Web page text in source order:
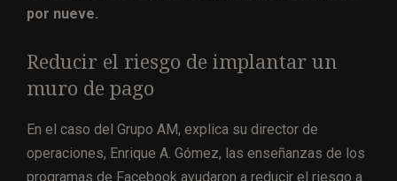
por nueve.
Reducir el riesgo de implantar un
muro de pago
En el caso del Grupo AM, explica su director de
operaciones, Enrique A. Gómez, las enseñanzas de los
programas de Facebook ayudaron a reducir el riesgo a